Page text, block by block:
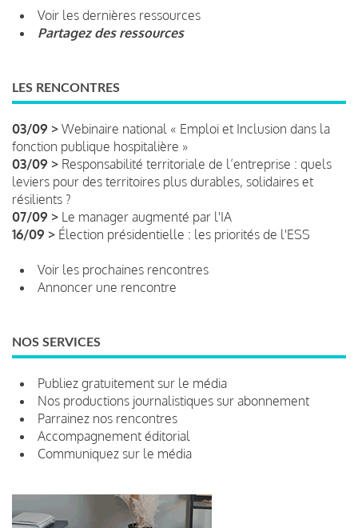
Voir les dernières ressources
Partagez des ressources
LES RENCONTRES
03/09 > Webinaire national « Emploi et Inclusion dans la
fonction publique hospitalière »
03/09 > Responsabilité territoriale de l’entreprise : quels
leviers pour des territoires plus durables, solidaires et
résilients ?
07/09 > Le manager augmenté par l'IA
16/09 > Élection présidentielle : les priorités de l'ESS
Voir les prochaines rencontres
Annoncer une rencontre
NOS SERVICES
Publiez gratuitement sur le média
Nos productions journalistiques sur abonnement
Parrainez nos rencontres
Accompagnement éditorial
Communiquez sur le média